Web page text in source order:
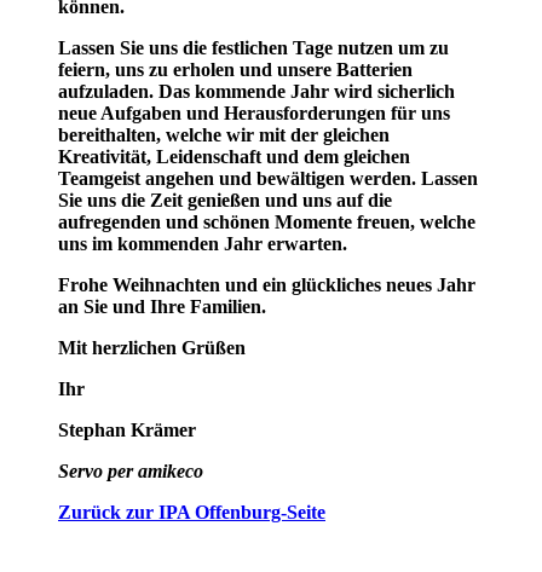
können.
Lassen Sie uns die festlichen Tage nutzen um zu
feiern, uns zu erholen und unsere Batterien
aufzuladen. Das kommende Jahr wird sicherlich
neue Aufgaben und Herausforderungen für uns
bereithalten, welche wir mit der gleichen
Kreativität, Leidenschaft und dem gleichen
Teamgeist angehen und bewältigen werden. Lassen
Sie uns die Zeit genießen und uns auf die
aufregenden und schönen Momente freuen, welche
uns im kommenden Jahr erwarten.
Frohe Weihnachten und ein glückliches neues Jahr
an Sie und Ihre Familien.
Mit herzlichen Grüßen
Ihr
Stephan Krämer
Servo per amikeco
Zurück zur IPA Offenburg-Seite